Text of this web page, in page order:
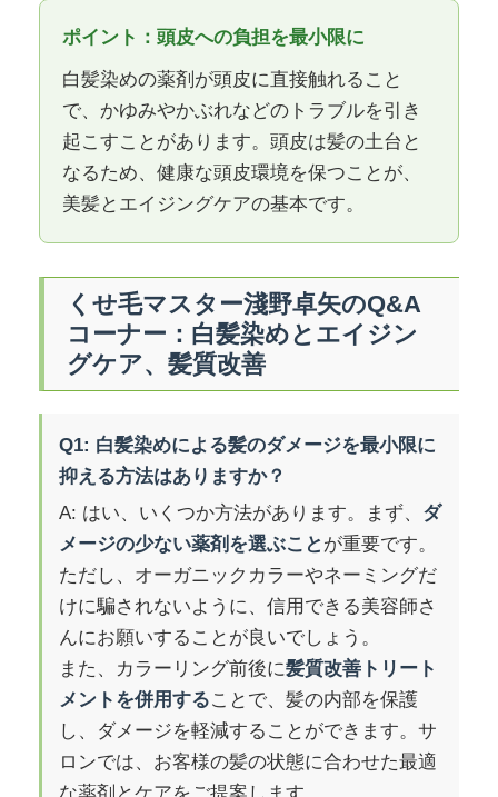
ポイント：頭皮への負担を最小限に
白髪染めの薬剤が頭皮に直接触れること
で、かゆみやかぶれなどのトラブルを引き
起こすことがあります。頭皮は髪の土台と
なるため、健康な頭皮環境を保つことが、
美髪とエイジングケアの基本です。
くせ毛マスター淺野卓矢のQ&A
コーナー：白髪染めとエイジン
グケア、髪質改善
Q1: 白髪染めによる髪のダメージを最小限に
抑える方法はありますか？
A: はい、いくつか方法があります。まず、 ダ
メージの少ない薬剤を選ぶこと が重要です。
ただし、オーガニックカラーやネーミングだ
けに騙されないように、信用できる美容師さ
んにお願いすることが良いでしょう。
また、カラーリング前後に髪質改善トリート
メントを併用することで、髪の内部を保護
し、ダメージを軽減することができます。サ
ロンでは、お客様の髪の状態に合わせた最適